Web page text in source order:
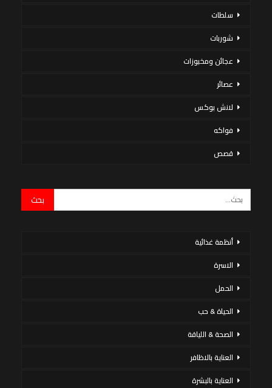
سلطات
شوربات
عجائن ومخبوزات
عصائر
لانش بوكس
فواكه
قصص
أنظمة غذائية
الاسرة
الحمل
الحياة & حب
الصحة & اللياقة
العناية بالاظافر
العناية بالبشرة